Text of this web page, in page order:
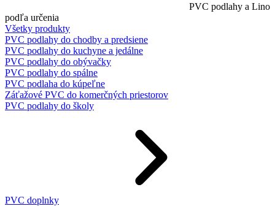
PVC podlahy a Lino
podľa určenia
Všetky produkty
PVC podlahy do chodby a predsiene
PVC podlahy do kuchyne a jedálne
PVC podlahy do obývačky
PVC podlahy do spálne
PVC podlaha do kúpeľne
Záťažové PVC do komerčných priestorov
PVC podlahy do školy
PVC doplnky